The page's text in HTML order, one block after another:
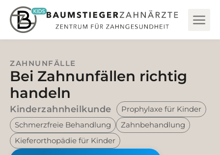
ZAHNUNFÄLLE
Bei Zahnunfällen richtig
handeln
Kinderzahnheilkunde
Prophylaxe für Kinder
Schmerzfreie Behandlung
Zahnbehandlung
Kieferorthopädie für Kinder